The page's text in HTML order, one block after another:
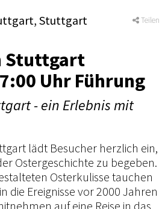
Stuttgart Teilen
Stuttgart
Uhr Führung
- ein Erlebnis mit
lädt Besucher herzlich ein,
Ostergeschichte zu begeben.
Osterkulisse tauchen
die Ereignisse vor 2000 Jahren
auf eine Reise in das